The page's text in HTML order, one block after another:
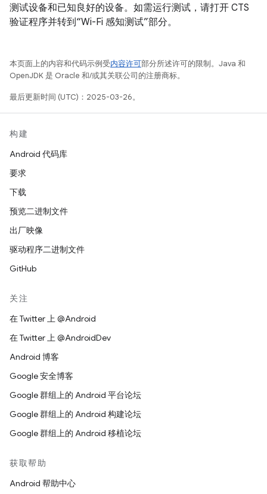
测试设备和已知良好的设备。 如需运行测试，请打开 CTS
验证程序并转到“Wi-Fi 感知测试”部分。
本页面上的内容和代码示例受内容许可部分所述许可的限制。Java 和
OpenJDK 是 Oracle 和/或其关联公司的注册商标。
最后更新时间 (UTC)：2025-03-26。
构建
Android 代码库
要求
下载
预览二进制文件
出厂映像
驱动程序二进制文件
GitHub
关注
在 Twitter 上 @Android
在 Twitter 上 @AndroidDev
Android 博客
Google 安全博客
Google 群组上的 Android 平台论坛
Google 群组上的 Android 构建论坛
Google 群组上的 Android 移植论坛
获取帮助
Android 帮助中心